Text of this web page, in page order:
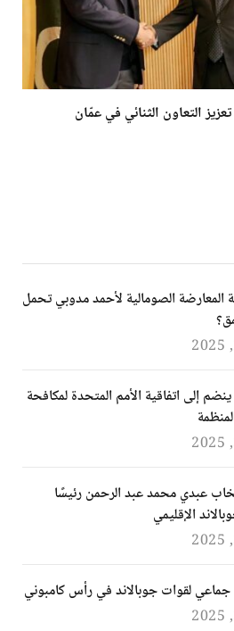
التعاون الثنائي في عمّان
المعارضة الصومالية لأحمد مدوبي تحمل
إلى اتفاقية الأمم المتحدة لمكافحة
عبدي محمد عبد الرحمن رئيسًا
الإقليمي
لقوات جوبالاند في رأس كامبوني